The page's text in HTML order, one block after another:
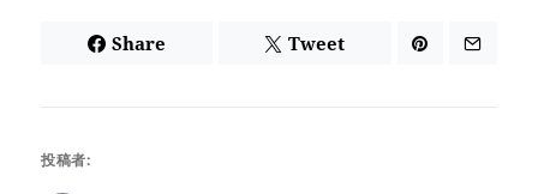
Share Tweet
投稿者: